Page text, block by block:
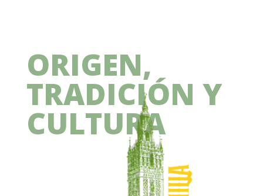
ORIGEN,
TRADICIÓN Y
CULTURA